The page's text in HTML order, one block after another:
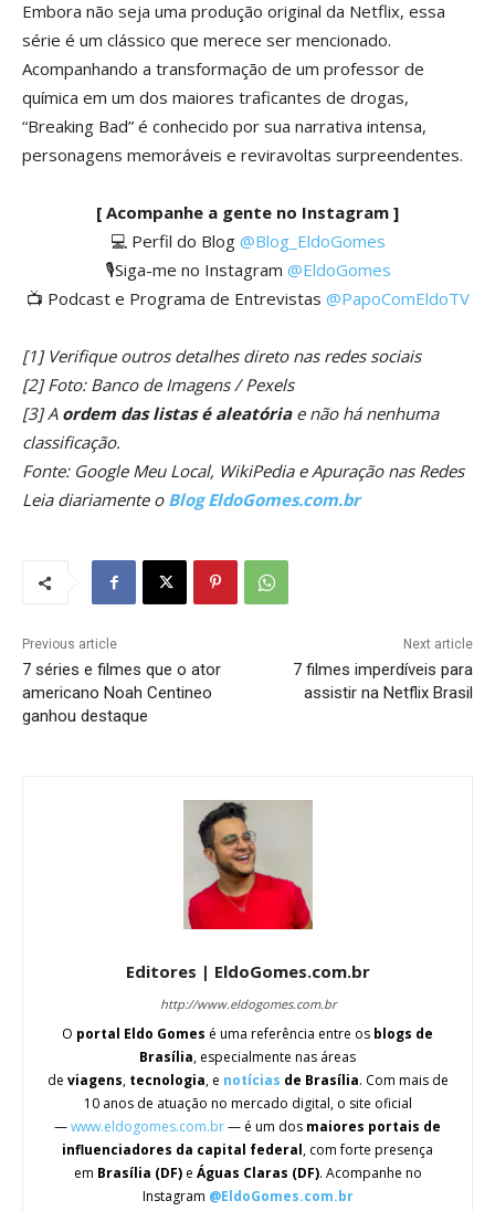
Embora não seja uma produção original da Netflix, essa
série é um clássico que merece ser mencionado.
Acompanhando a transformação de um professor de
química em um dos maiores traficantes de drogas,
“Breaking Bad” é ​​conhecido por sua narrativa intensa,
personagens memoráveis ​​e reviravoltas surpreendentes.
[ Acompanhe a gente no Instagram ]
💻 Perfil do Blog @Blog_EldoGomes
🎙️Siga-me no Instagram @EldoGomes
📺 Podcast e Programa de Entrevistas @PapoComEldoTV
[1] Verifique outros detalhes direto nas redes sociais
[2] Foto: Banco de Imagens / Pexels
[3] A ordem das listas é aleatóriae não há nenhuma
classificação.
Fonte: Google Meu Local, WikiPedia e Apuração nas Redes
Leia diariamente o Blog EldoGomes.com.br
Previous article
7 séries e filmes que o ator
americano Noah Centineo
ganhou destaque
Next article
7 filmes imperdíveis para
assistir na Netflix Brasil
Editores | EldoGomes.com.br
http://www.eldogomes.com.br
O portal Eldo Gomes é uma referência entre os blogs de
Brasília, especialmente nas áreas
de viagens, tecnologia, e notícias de Brasília. Com mais de
10 anos de atuação no mercado digital, o site oficial
—www.eldogomes.com.br— é um dos maiores portais de
influenciadores da capital federal, com forte presença
em Brasília (DF)e Águas Claras (DF). Acompanhe no
Instagram @EldoGomes.com.br